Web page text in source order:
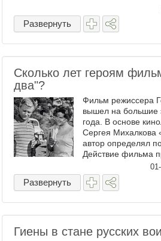
Развернуть
Сколько лет героям
два"?
Фильм режиссера
вышел на большие
года. В основе
Сергея Михалкова
автор определял
Действие фильма
Черноморском
приехали на
Развернуть
Гиены в стане русских